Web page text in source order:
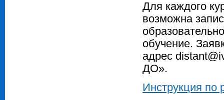
Для каждого
возможна
обучение.
адрес
ДО».
Инструкция по